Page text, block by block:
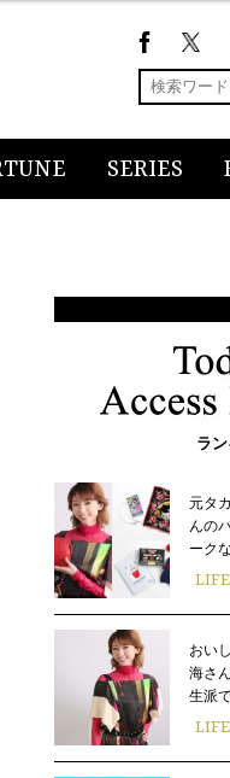
SERIES
ラ
元タ
んの
ーク
おい
海さ
生派